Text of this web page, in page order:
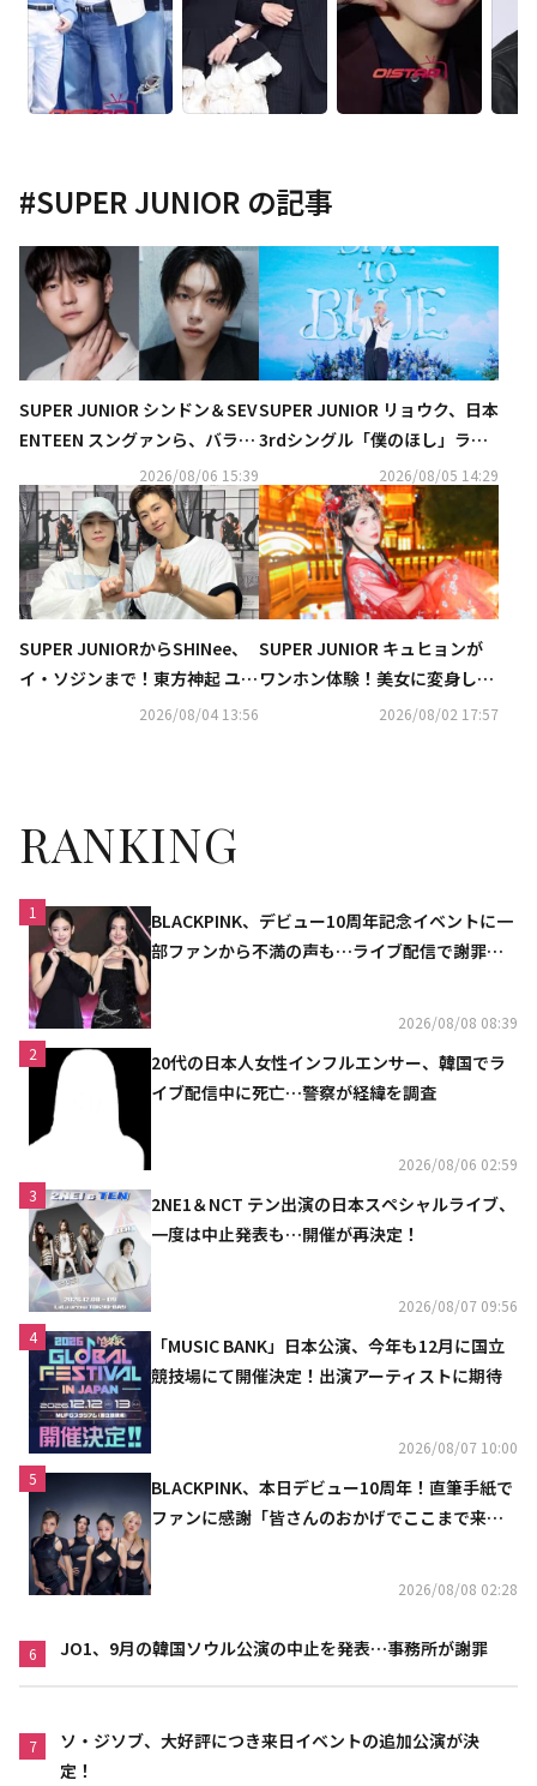
#SUPER JUNIOR の記事
SUPER JUNIOR シンドン＆SEV
ENTEEN スングァンら、バラエ
ティ番組「大脱出」新シーズン
に出演決定
2026/08/06 15:39
SUPER JUNIOR リョウク、日本
3rdシングル「僕のほし」ライ
ブクリップ公開…東京公演にも
期待
2026/08/05 14:29
SUPER JUNIORからSHINee、
イ・ソジンまで！東方神起 ユン
ホの初ソロコンサートに豪華芸
2026/08/04 13:56
SUPER JUNIOR キュヒョンが
ワンホン体験！美女に変身した
姿が話題に（動画あり）
2026/08/02 17:57
RANKING
1
BLACKPINK、デビュー10周年記念イベントに一
部ファンから不満の声も…ライブ配信で謝罪
2026/08/08 08:39
2
20代の日本人女性インフルエンサー、韓国でラ
イブ配信中に死亡…警察が経緯を調査
2026/08/06 02:59
3
2NE1＆NCT テン出演の日本スペシャルライブ、
一度は中止発表も…開催が再決定！
2026/08/07 09:56
4
「MUSIC BANK」日本公演、今年も12月に国立
競技場にて開催決定！出演アーティストに期待
2026/08/07 10:00
5
BLACKPINK、本日デビュー10周年！直筆手紙で
ファンに感謝「皆さんのおかげでここまで来ら
2026/08/08 02:28
6 JO1、9月の韓国ソウル公演の中止を発表…事務所が謝罪
7
ソ・ジソブ、大好評につき来日イベントの追加公演が決
定！